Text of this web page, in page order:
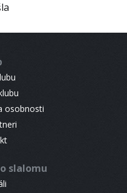
osobnosti
slalomu